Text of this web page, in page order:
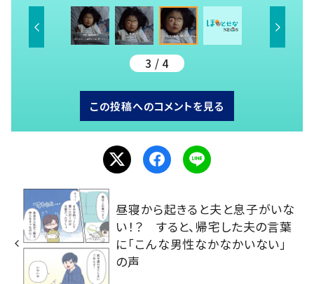
3 / 4
この投稿へのコメントを見る
昼寝から起きると夫と息子がいな
い！？ すると、帰宅した夫の言葉
に「こんな男性なかなかいない」
の声